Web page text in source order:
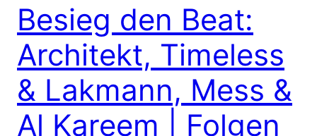
Besieg den Beat:
Architekt, Timeless
& Lakmann, Mess &
Al Kareem | Folgen